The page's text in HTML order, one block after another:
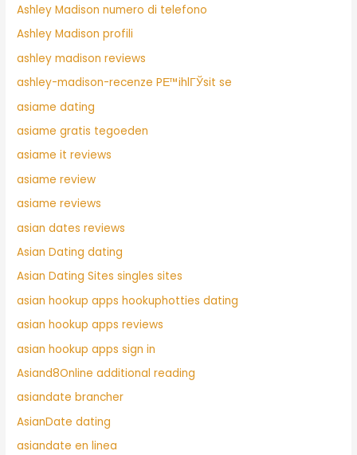
Ashley Madison numero di telefono
Ashley Madison profili
ashley madison reviews
ashley-madison-recenze PЕ™ihlГЎsit se
asiame dating
asiame gratis tegoeden
asiame it reviews
asiame review
asiame reviews
asian dates reviews
Asian Dating dating
Asian Dating Sites singles sites
asian hookup apps hookuphotties dating
asian hookup apps reviews
asian hookup apps sign in
Asiand8Online additional reading
asiandate brancher
AsianDate dating
asiandate en linea